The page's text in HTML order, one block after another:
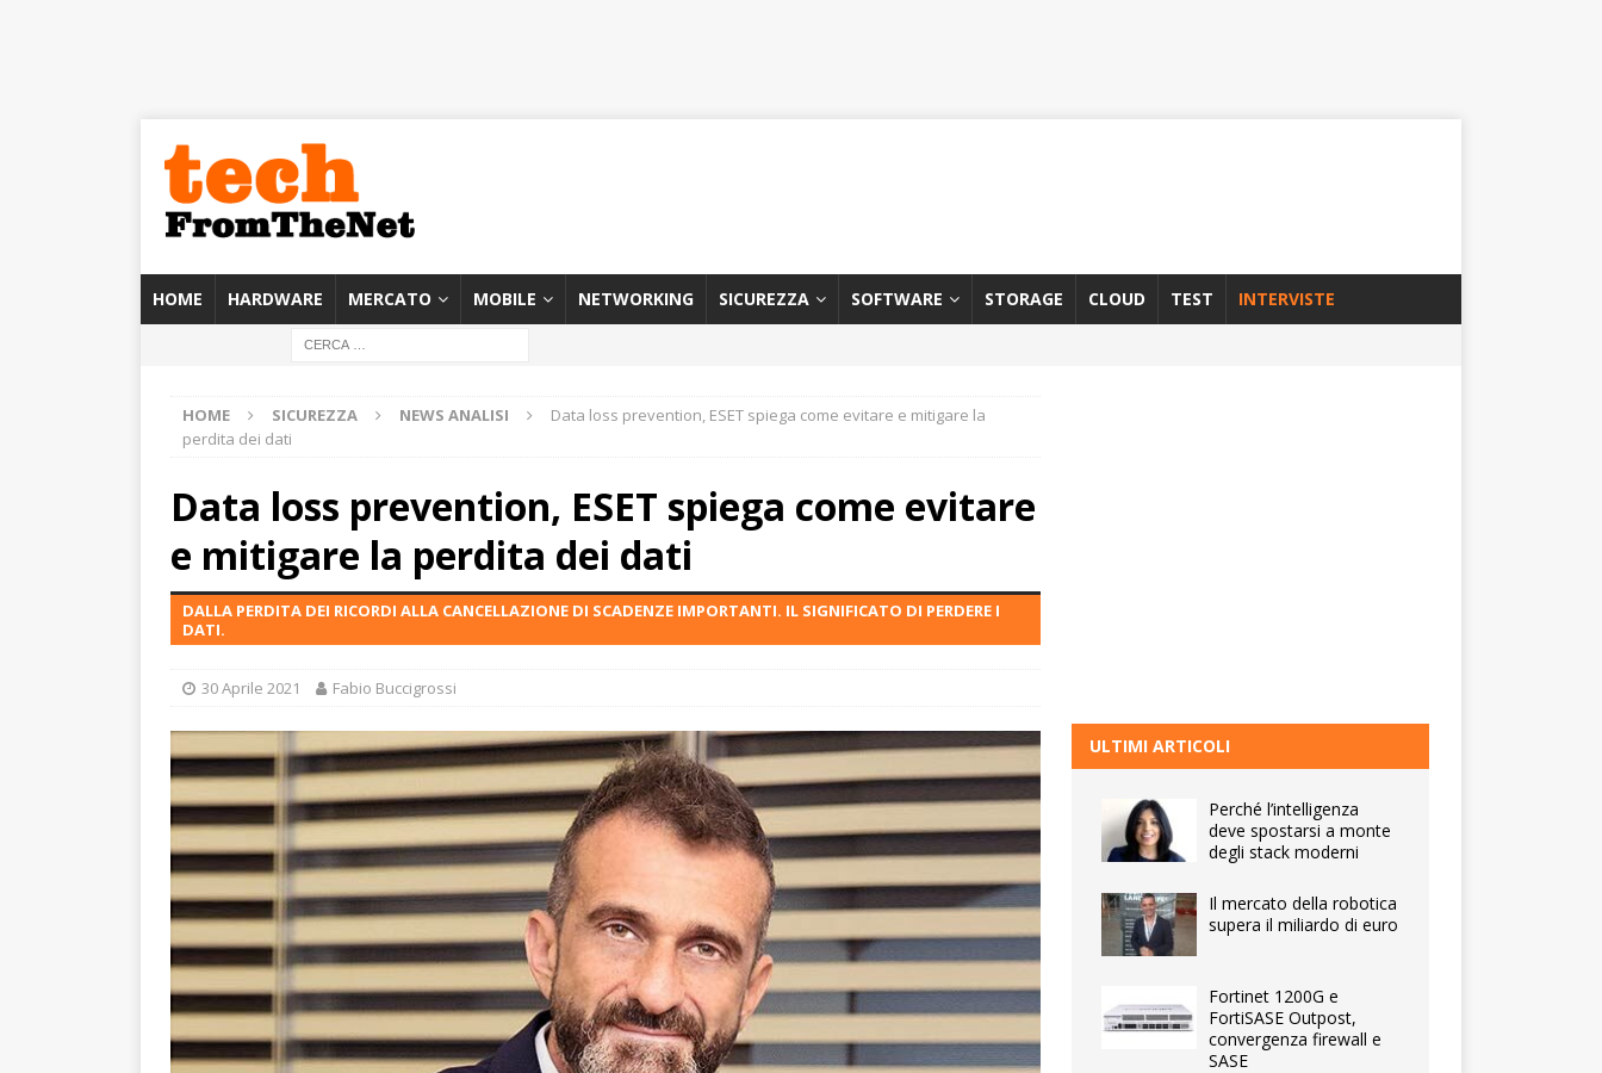
HOME HARDWARE MERCATO MOBILE NETWORKING SICUREZZA SOFTWARE STORAGE CLOUD TEST INTERVISTE
HOME SICUREZZA NEWS ANALISI
Data loss prevention, ESET spiega come evitare e mitigare la
perdita dei dati
Data loss prevention, ESET spiega come evitare
e mitigare la perdita dei dati
DALLA PERDITA DEI RICORDI ALLA CANCELLAZIONE DI SCADENZE IMPORTANTI. IL SIGNIFICATO DI PERDERE I
DATI.
30 Aprile 2021 Fabio Buccigrossi
ULTIMI ARTICOLI
Perché l’intelligenza
deve spostarsi a monte
degli stack moderni
Il mercato della robotica
supera il miliardo di euro
Fortinet 1200G e
FortiSASE Outpost,
convergenza firewall e
SASE